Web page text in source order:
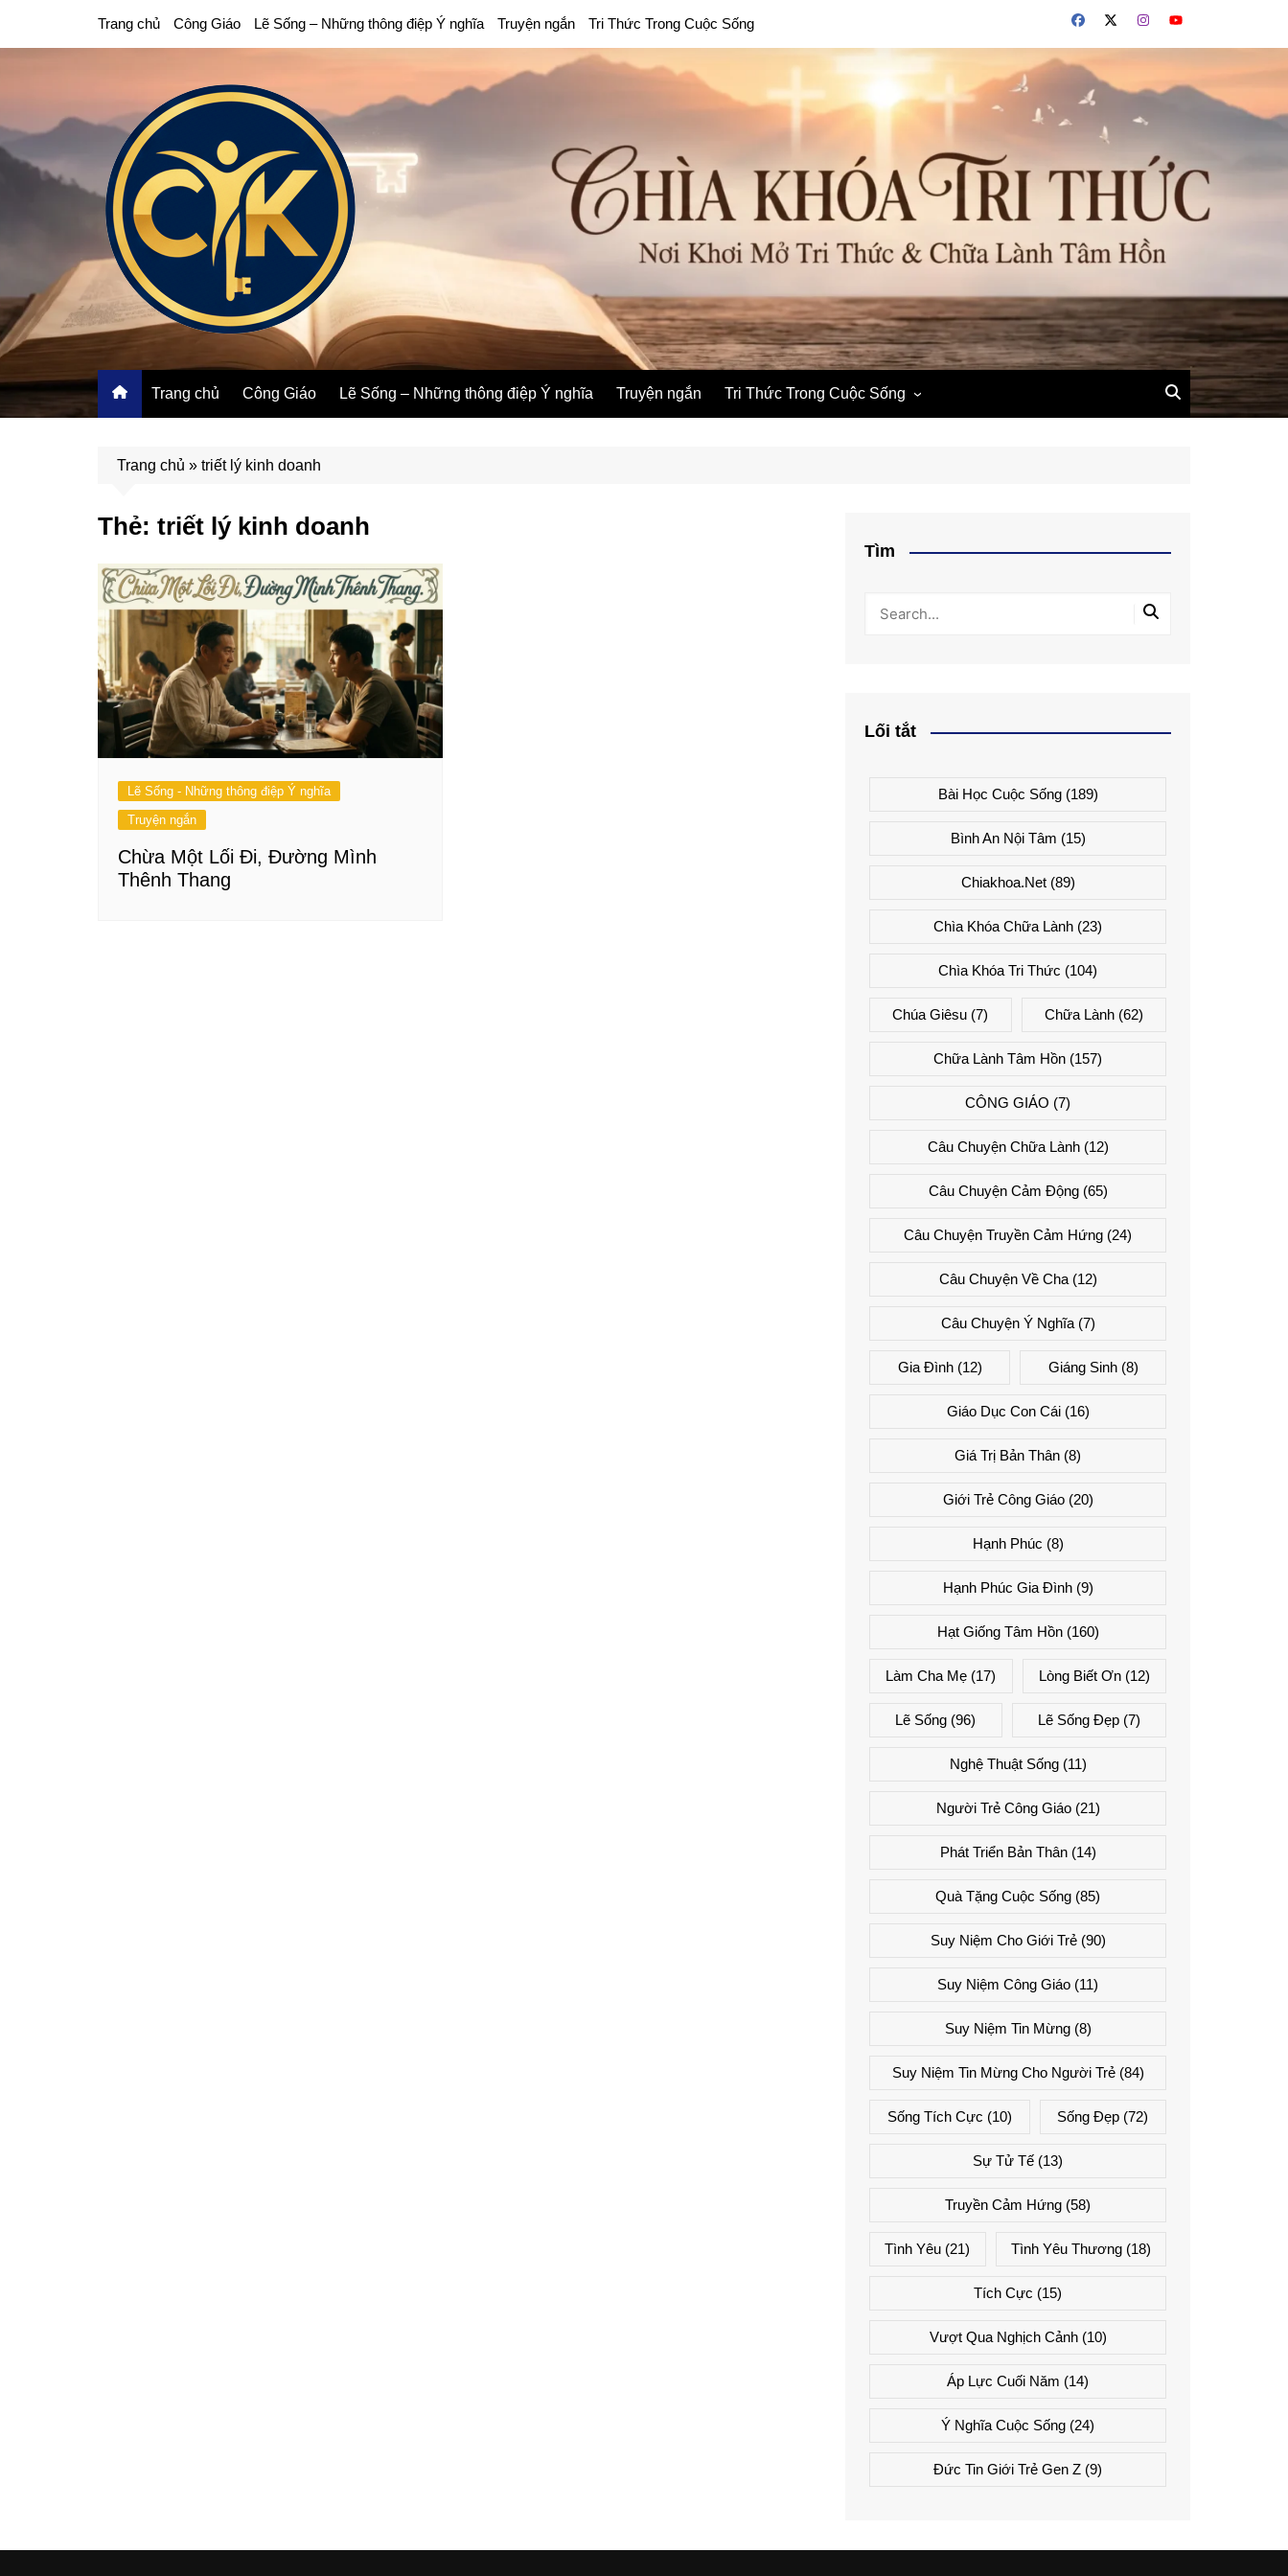
Trang chủ Công Giáo Lẽ Sống – Những thông điệp Ý nghĩa Truyện ngắn Tri Thức Trong Cuộc Sống
Trang chủ Công Giáo Lẽ Sống – Những thông điệp Ý nghĩa Truyện ngắn Tri Thức Trong Cuộc Sống
Trang chủ » triết lý kinh doanh
Thẻ: triết lý kinh doanh
Lẽ Sống - Những thông điệp Ý nghĩa
Truyện ngắn
Chừa Một Lối Đi, Đường Mình
Thênh Thang
Tìm
Lối tắt
Bài Học Cuộc Sống(189)
Bình An Nội Tâm (15)
Chiakhoa.net(89)
Chìa Khóa Chữa Lành (23)
Chìa Khóa Tri Thức (104)
Chúa Giêsu (7) Chữa Lành(62)
Chữa Lành Tâm Hồn (157)
CÔNG GIÁO (7)
Câu Chuyện Chữa Lành(12)
Câu Chuyện Cảm Động(65)
Câu Chuyện Truyền Cảm Hứng (24)
Câu Chuyện Về Cha(12)
Câu Chuyện Ý Nghĩa(7)
Gia Đình(12) Giáng Sinh(8)
Giáo Dục Con Cái(16)
Giá Trị Bản Thân (8)
Giới Trẻ Công Giáo(20)
Hạnh Phúc (8)
Hạnh Phúc Gia Đình(9)
Hạt Giống Tâm Hồn(160)
Làm Cha Mẹ (17) Lòng Biết Ơn(12)
Lẽ Sống (96) Lẽ Sống Đẹp(7)
Nghệ Thuật Sống(11)
Người Trẻ Công Giáo(21)
Phát Triển Bản Thân(14)
Quà Tặng Cuộc Sống (85)
Suy Niệm Cho Giới Trẻ(90)
Suy Niệm Công Giáo (11)
Suy Niệm Tin Mừng(8)
Suy Niệm Tin Mừng Cho Người Trẻ(84)
Sống Tích Cực (10) Sống Đẹp (72)
Sự Tử Tế (13)
Truyền Cảm Hứng (58)
Tình Yêu (21) Tình Yêu Thương(18)
Tích Cực (15)
Vượt Qua Nghịch Cảnh(10)
Áp Lực Cuối Năm (14)
Ý Nghĩa Cuộc Sống (24)
Đức Tin Giới Trẻ Gen Z (9)